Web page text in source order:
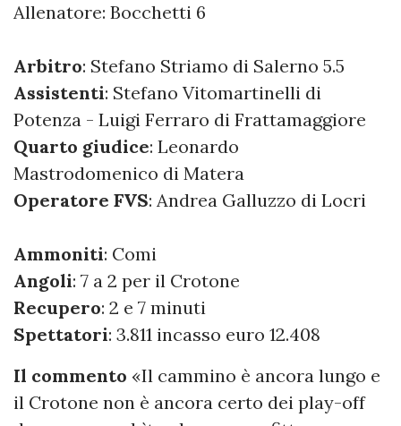
Allenatore: Bocchetti 6
Arbitro: Stefano Striamo di Salerno 5.5
Assistenti: Stefano Vitomartinelli di
Potenza - Luigi Ferraro di Frattamaggiore
Quarto giudice: Leonardo
Mastrodomenico di Matera
Operatore FVS: Andrea Galluzzo di Locri
Ammoniti: Comi
Angoli: 7 a 2 per il Crotone
Recupero: 2 e 7 minuti
Spettatori: 3.811 incasso euro 12.408
Il commento «Il cammino è ancora lungo e
il Crotone non è ancora certo dei play-off